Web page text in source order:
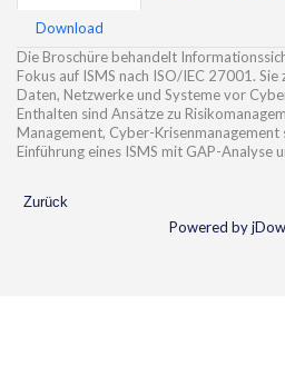
Download
Die Broschüre behandelt
Fokus auf ISMS nach ISO/IEC 27001.
Daten, Netzwerke und Systeme vor
Enthalten sind Ansätze zu
Management, Cyber-
Einführung eines ISMS mit GAP-Analyse
Zurück
Powered by